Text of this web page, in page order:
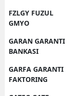
FZLGY FUZUL
GMYO
GARAN GARANTI
BANKASI
GARFA GARANTI
FAKTORING